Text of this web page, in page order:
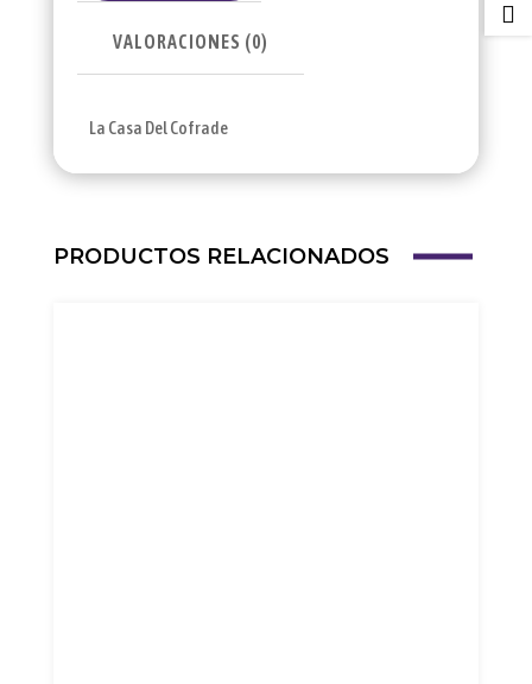
VALORACIONES (0)
La Casa Del Cofrade
PRODUCTOS RELACIONADOS
